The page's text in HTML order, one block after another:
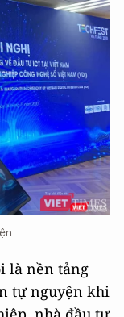
là nền tảng
tự nguyện khi